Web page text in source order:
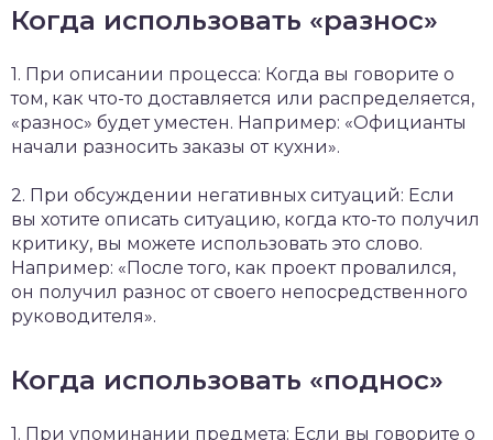
Когда использовать «разнос»
1. При описании процесса: Когда вы говорите о
том, как что-то доставляется или распределяется,
«разнос» будет уместен. Например: «Официанты
начали разносить заказы от кухни».
2. При обсуждении негативных ситуаций: Если
вы хотите описать ситуацию, когда кто-то получил
критику, вы можете использовать это слово.
Например: «После того, как проект провалился,
он получил разнос от своего непосредственного
руководителя».
Когда использовать «поднос»
1. При упоминании предмета: Если вы говорите о